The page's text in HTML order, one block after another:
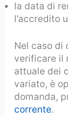
la data di
l’accredito
Nel caso di
verificare il
attuale dei
variato, è
domanda,
corrente.